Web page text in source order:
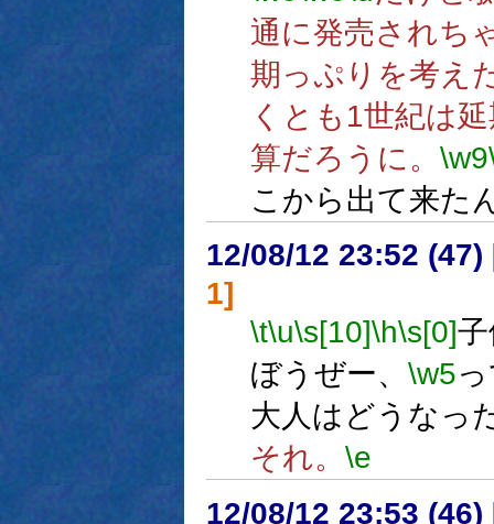
通に発売されち
期っぷりを考え
くとも1世紀は
算だろうに。 \w9
こから出て来た
12/08/12 23:52 (47)
1]
\t\u\s[10]\h\s[0]
ぼうぜー、 \w5
大人はどうなっ
それ。 \e
12/08/12 23:53 (46)